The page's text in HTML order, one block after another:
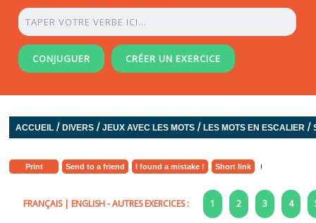
CONJUGUER CRÉER UN EXERCICE
ACCUEIL/ DIVERS/ JEUX AVEC LES MOTS/ LES MOTS EN ESCALIER /
Print Send to a friend I found a mistake ! Short link
FRANÇAIS| ENGLISH- AUTRES EXERCICES : 1 2 3 4